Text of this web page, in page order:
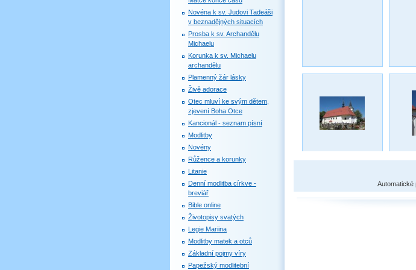
Automatické
Novéna k sv. Judovi Tadeáši
v beznadějných situacích
Prosba k sv. Archandělu
Michaelu
Korunka k sv. Michaelu
archandělu
Plamenný žár lásky
Živě adorace
Otec mluví ke svým dětem,
zjevení Boha Otce
Kancionál - seznam písní
Modlitby
Novény
Růžence a korunky
Litanie
Denní modlitba církve -
breviář
Bible online
Životopisy svatých
Legie Mariina
Modlitby matek a otců
Základní pojmy víry
Papežský modlitební